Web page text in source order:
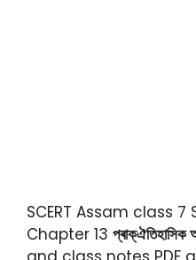
SCERT Assam class
Chapter 13 প্ৰাক্ঐতিহাসিক